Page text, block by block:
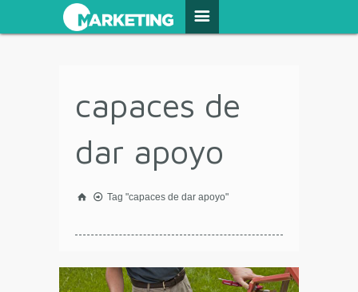
capaces de
dar apoyo
Tag "capaces de dar apoyo"